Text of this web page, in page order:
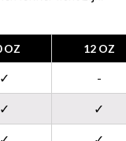
OZ 12 OZ
✓ -
✓ ✓